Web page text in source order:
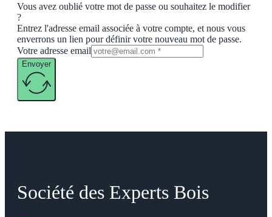
Vous avez oublié votre mot de passe ou souhaitez le modifier
?
Entrez l'adresse email associée à votre compte, et nous vous
enverrons un lien pour définir votre nouveau mot de passe.
Votre adresse email
Envoyer
Société des Experts Bois